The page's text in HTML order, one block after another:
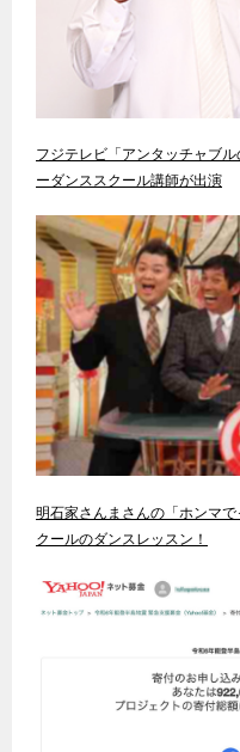
フジテレビ「アンタッチャブ
ーダンススクール講師が出演
明石家さんまさんの「ホンマ
クールのダンスレッスン！